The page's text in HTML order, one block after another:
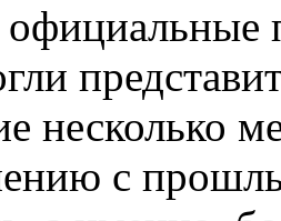
официальные
несколько
с